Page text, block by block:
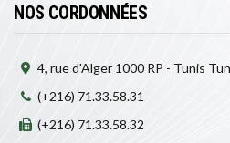
NOS CORDONNÉES
4, rue d'Alger 1000 RP - Tunis
(+216) 71.33.58.31
(+216) 71.33.58.32